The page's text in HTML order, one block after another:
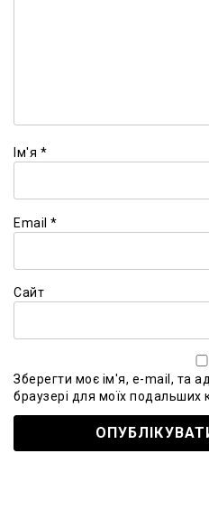
Ім'я *
Email *
Сайт
Зберегти моє ім'я, e-mail, та
браузері для моїх подальших